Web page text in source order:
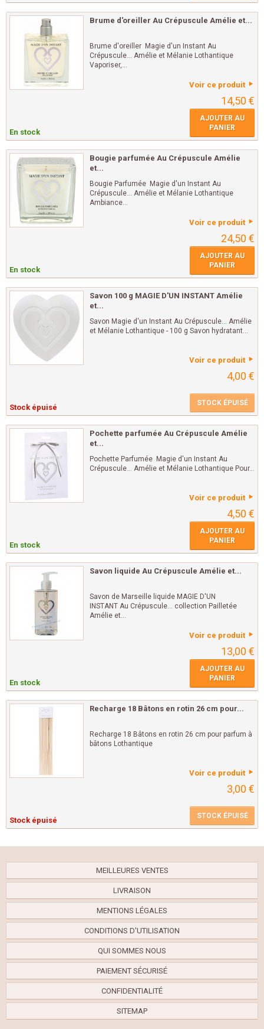
Brume d'oreiller Au Crépuscule Amélie et...
Brume d'oreiller Magie d'un Instant Au
Crépuscule... Amélie et Mélanie Lothantique
Vaporiser,...
Voir ce produit
14,50 €
En stock
AJOUTER AU
PANIER
Bougie parfumée Au Crépuscule Amélie
et...
Bougie Parfumée Magie d'un Instant Au
Crépuscule... Amélie et Mélanie Lothantique
Ambiance...
Voir ce produit
24,50 €
En stock
AJOUTER AU
PANIER
Savon 100 g MAGIE D'UN INSTANT Amélie
et...
Savon Magie d'un Instant Au Crépuscule... Amélie
et Mélanie Lothantique - 100 g Savon hydratant...
Voir ce produit
4,00 €
Stock épuisé STOCK ÉPUISÉ
Pochette parfumée Au Crépuscule Amélie
et...
Pochette Parfumée Magie d'un Instant Au
Crépuscule... Amélie et Mélanie Lothantique Pour...
Voir ce produit
4,50 €
En stock
AJOUTER AU
PANIER
Savon liquide Au Crépuscule Amélie et...
Savon de Marseille liquide MAGIE D'UN
INSTANT Au Crépuscule... collection Pailletée
Amélie et...
Voir ce produit
13,00 €
En stock
AJOUTER AU
PANIER
Recharge 18 Bâtons en rotin 26 cm pour...
Recharge 18 Bâtons en rotin 26 cm pour parfum à
bâtons Lothantique
Voir ce produit
3,00 €
Stock épuisé STOCK ÉPUISÉ
MEILLEURES VENTES
LIVRAISON
MENTIONS LÉGALES
CONDITIONS D'UTILISATION
QUI SOMMES NOUS
PAIEMENT SÉCURISÉ
CONFIDENTIALITÉ
SITEMAP